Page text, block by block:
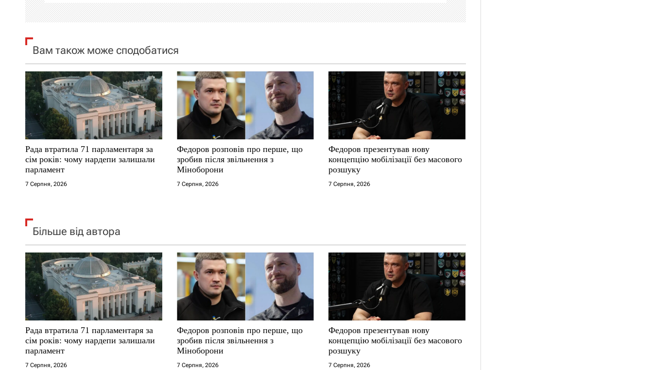
і
я
а
п
и
с
і
в
Вам також може сподобатися
Рада втратила 71 парламентаря за
сім років: чому нардепи залишали
парламент
7 Серпня, 2026
Федоров розповів про перше, що
зробив після звільнення з
Міноборони
7 Серпня, 2026
Федоров презентував нову
концепцію мобілізації без масового
розшуку
7 Серпня, 2026
Більше від автора
Рада втратила 71 парламентаря за
сім років: чому нардепи залишали
парламент
7 Серпня, 2026
Федоров розповів про перше, що
зробив після звільнення з
Міноборони
7 Серпня, 2026
Федоров презентував нову
концепцію мобілізації без масового
розшуку
7 Серпня, 2026